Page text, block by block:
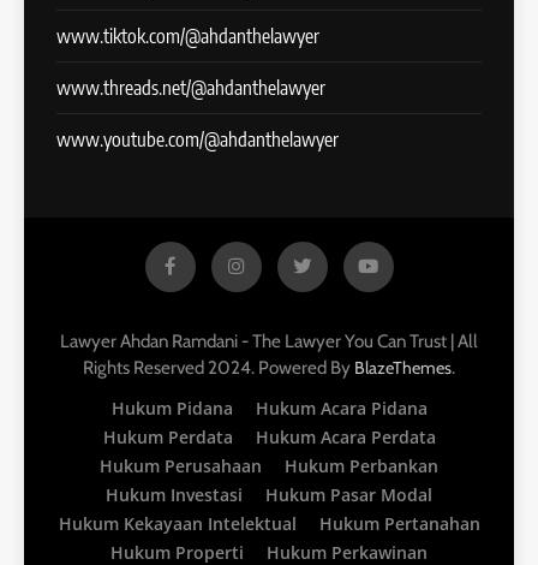
www.tiktok.com/@ahdanthelawyer
www.threads.net/@ahdanthelawyer
www.youtube.com/@ahdanthelawyer
Lawyer Ahdan Ramdani - The Lawyer You Can Trust | All
Rights Reserved 2024. Powered By BlazeThemes.
Hukum Pidana
Hukum Acara Pidana
Hukum Perdata
Hukum Acara Perdata
Hukum Perusahaan
Hukum Perbankan
Hukum Investasi
Hukum Pasar Modal
Hukum Kekayaan Intelektual
Hukum Pertanahan
Hukum Properti
Hukum Perkawinan